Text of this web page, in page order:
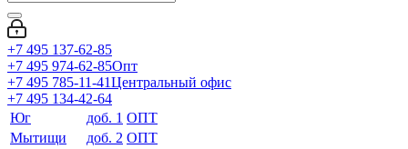
+7 495 137-62-85
+7 495 974-62-85Опт
+7 495 785-11-41Центральный офис
+7 495 134-42-64
Юг
доб. 1 ОПТ
Мытищи
доб. 2 ОПТ